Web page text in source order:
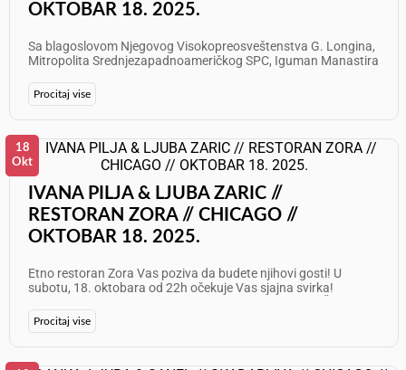
OKTOBAR 18. 2025.
Sa blagoslovom Njegovog Visokopreosveštenstva G. Longina,
Mitropolita Srednjezapadnoameričkog SPC, Iguman Manastira
Pozivamo sav verni narod da prisustvuje ovom jedinstvenom
događaju! Subota, 18. Oktobar 2025. PROGRAM: - 17:00 –
Večernje - 17:30 – Akatist Presvetoj Bogorodici Trojeručici -
18:00 – Poučni razgovor sa Igumanom Metodijem
DOBRODOŠLI!
Procitaj vise
IVANA PILJA & LJUBA ZARIC //
RESTORAN ZORA // CHICAGO //
OKTOBAR 18. 2025.
Etno restoran Zora Vas poziva da budete njihovi gosti! U
subotu, 18. oktobara od 22h očekuje Vas sjajna svirka!
Vam odličan provod!
Procitaj vise
18
Okt